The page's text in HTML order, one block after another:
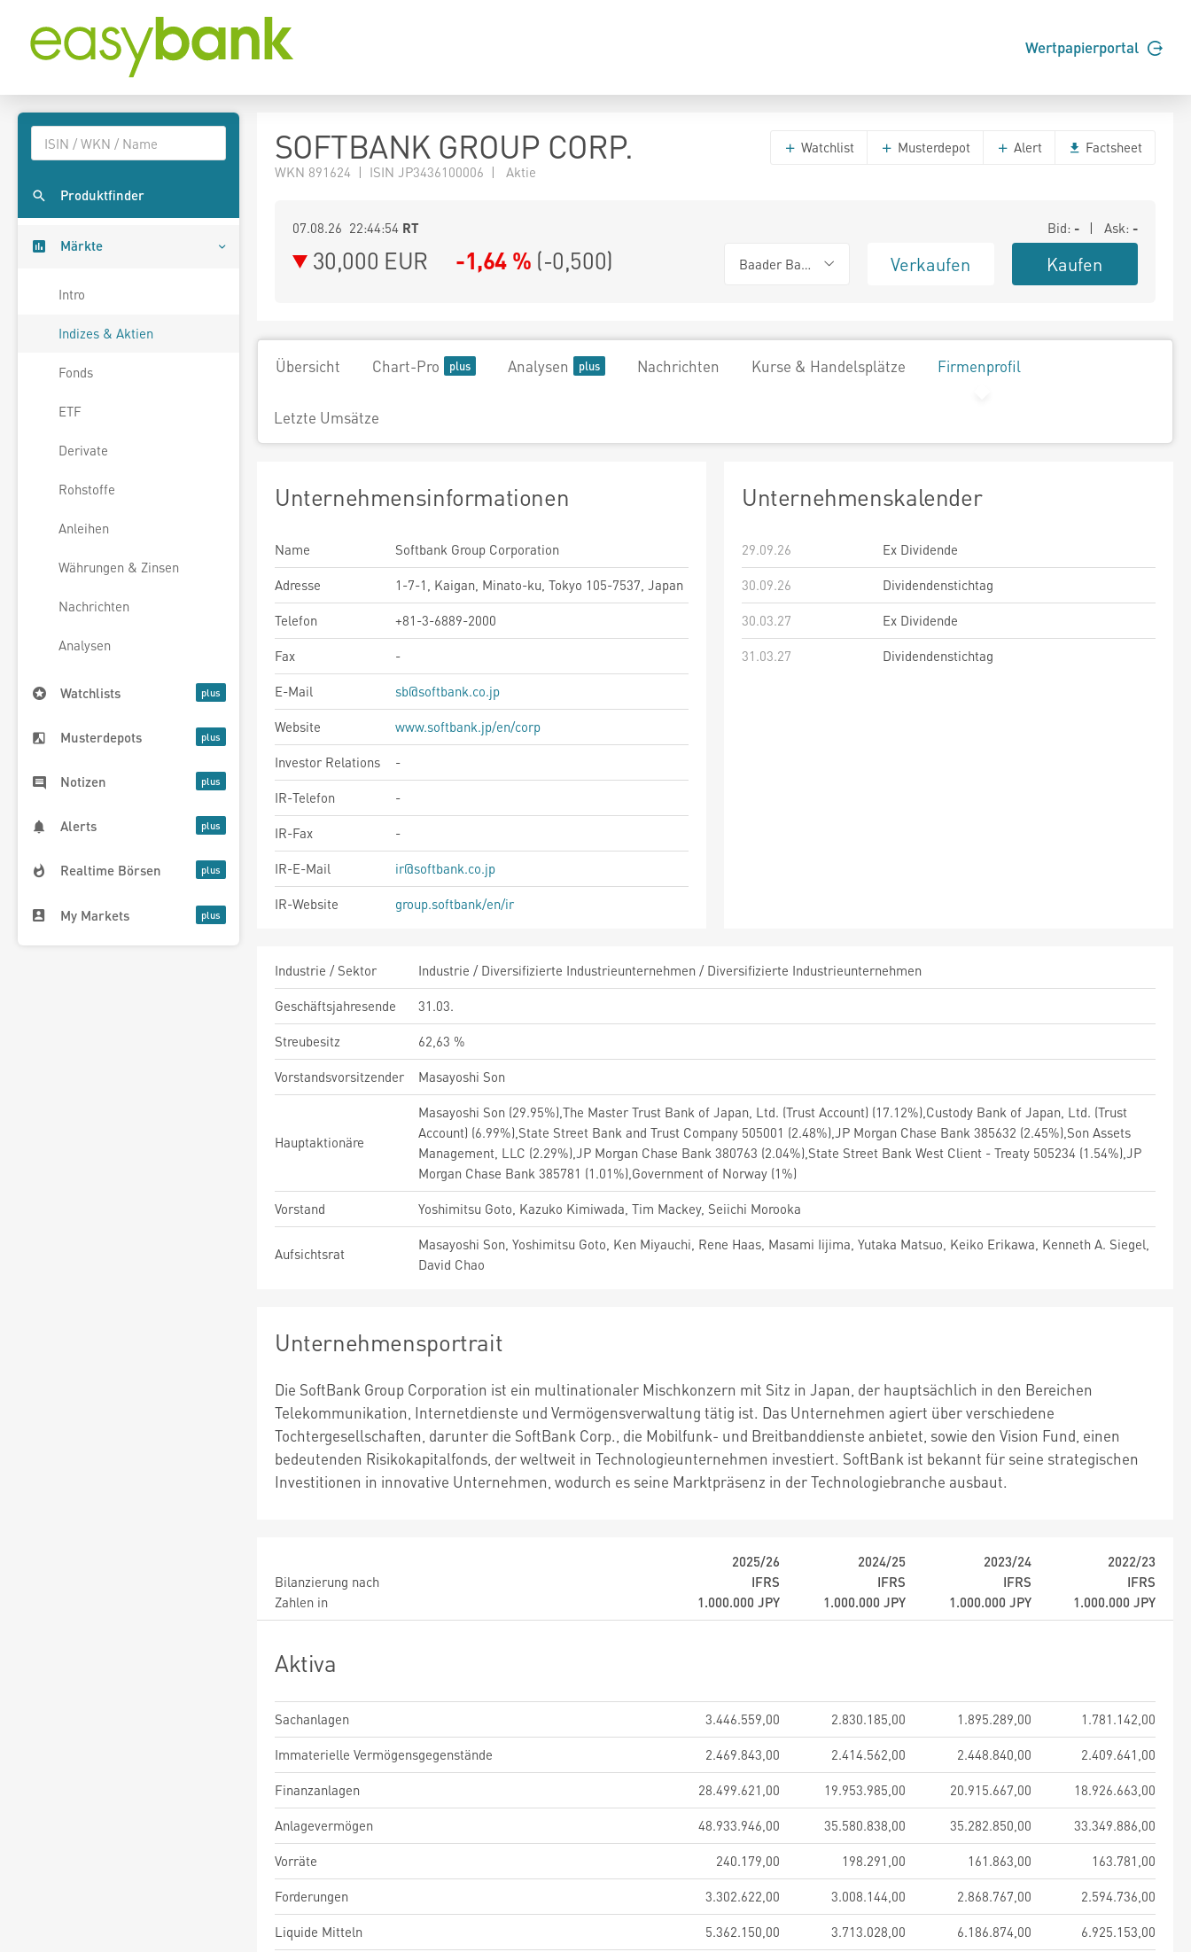
Wertpapierportal
Produktfinder
Märkte
Intro
Indizes & Aktien
Fonds
ETF
Derivate
Rohstoffe
Anleihen
Währungen & Zinsen
Nachrichten
Analysen
Watchlists
Musterdepots
Notizen
Alerts
Realtime Börsen
My Markets
SOFTBANK GROUP CORP.
WKN 891624 | ISIN JP3436100006 | Aktie
Watchlist Musterdepot Alert Factsheet
07.08.26 22:44:54 RT Bid: - | Ask: -
30,000 EUR -1,64 % (-0,500) Baader Bank (Baadex) Verkaufen Kaufen
Übersicht Chart-Pro Analysen Nachrichten Kurse & Handelsplätze Firmenprofil
Letzte Umsätze
Unternehmensinformationen
Name
Softbank Group Corporation
Adresse
1-7-1, Kaigan, Minato-ku, Tokyo 105-7537, Japan
Telefon
+81-3-6889-2000
Fax
-
E-Mail
sb@softbank.co.jp
Website
www.softbank.jp/en/corp
Investor Relations
-
IR-Telefon
-
IR-Fax
-
IR-E-Mail
ir@softbank.co.jp
IR-Website
group.softbank/en/ir
Unternehmenskalender
29.09.26
Ex Dividende
30.09.26
Dividendenstichtag
30.03.27
Ex Dividende
31.03.27
Dividendenstichtag
Industrie / Sektor
Industrie / Diversifizierte Industrieunternehmen / Diversifizierte Industrieunternehmen
Geschäftsjahresende
31.03.
Streubesitz
62,63 %
Vorstandsvorsitzender
Masayoshi Son
Hauptaktionäre
Masayoshi Son (29.95%),The Master Trust Bank of Japan, Ltd. (Trust Account) (17.12%),Custody Bank of Japan, Ltd. (Trust
Account) (6.99%),State Street Bank and Trust Company 505001 (2.48%),JP Morgan Chase Bank 385632 (2.45%),Son Assets
Management, LLC (2.29%),JP Morgan Chase Bank 380763 (2.04%),State Street Bank West Client - Treaty 505234 (1.54%),JP
Morgan Chase Bank 385781 (1.01%),Government of Norway (1%)
Vorstand
Yoshimitsu Goto, Kazuko Kimiwada, Tim Mackey, Seiichi Morooka
Aufsichtsrat
Masayoshi Son, Yoshimitsu Goto, Ken Miyauchi, Rene Haas, Masami Iijima, Yutaka Matsuo, Keiko Erikawa, Kenneth A. Siegel,
David Chao
Unternehmensportrait
Die SoftBank Group Corporation ist ein multinationaler Mischkonzern mit Sitz in Japan, der hauptsächlich in den Bereichen
Telekommunikation, Internetdienste und Vermögensverwaltung tätig ist. Das Unternehmen agiert über verschiedene
Tochtergesellschaften, darunter die SoftBank Corp., die Mobilfunk- und Breitbanddienste anbietet, sowie den Vision Fund, einen
bedeutenden Risikokapitalfonds, der weltweit in Technologieunternehmen investiert. SoftBank ist bekannt für seine strategischen
Investitionen in innovative Unternehmen, wodurch es seine Marktpräsenz in der Technologiebranche ausbaut.
Bilanzierung nach
Zahlen in
2025/26
IFRS
1.000.000 JPY
2024/25
IFRS
1.000.000 JPY
2023/24
IFRS
1.000.000 JPY
2022/23
IFRS
1.000.000 JPY
Aktiva
Sachanlagen 3.446.559,00 2.830.185,00 1.895.289,00
1.781.142,00
Immaterielle Vermögensgegenstände
2.469.843,00 2.414.562,00 2.448.840,00
2.409.641,00
Finanzanlagen
28.499.621,00 19.953.985,00 20.915.667,00
18.926.663,00
Anlagevermögen
48.933.946,00 35.580.838,00 35.282.850,00
33.349.886,00
Vorräte
240.179,00 198.291,00 161.863,00
163.781,00
Forderungen
3.302.622,00 3.008.144,00 2.868.767,00
2.594.736,00
Liquide Mitteln
5.362.150,00 3.713.028,00 6.186.874,00
6.925.153,00